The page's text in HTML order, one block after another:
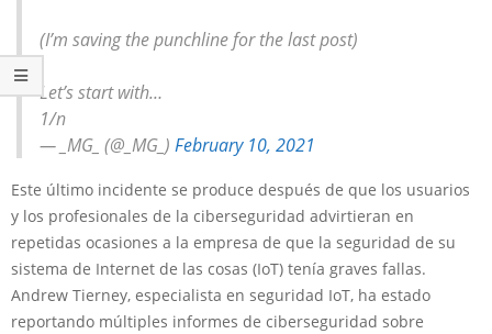
(I’m saving the punchline for the last post)
Let’s start with…
1/n
— _MG_ (@_MG_) February 10, 2021
Este último incidente se produce después de que los usuarios
y los profesionales de la ciberseguridad advirtieran en
repetidas ocasiones a la empresa de que la seguridad de su
sistema de Internet de las cosas (IoT) tenía graves fallas.
Andrew Tierney, especialista en seguridad IoT, ha estado
reportando múltiples informes de ciberseguridad sobre